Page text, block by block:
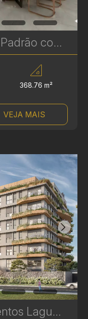
Apartamento de Alto Padrão com 3 Suítes à venda no Ecoville - 368 m² - Vista Definitiva para o Parque Barigui | Ref. 685
368.76 m²
VEJA MAIS
Trevi Batel: Apartamentos Laguna de Alto Padrão à venda no Batel - 3 Suítes - 200 m² | Ref. 1708